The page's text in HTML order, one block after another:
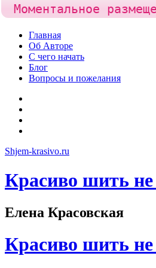
Skip
content
Главная
Об Авторе
С чего начать
Блог
Вопросы и пожелания
Shjem-krasivo.ru
Красиво шить
Елена Красовская
Красиво шить
Моментальное